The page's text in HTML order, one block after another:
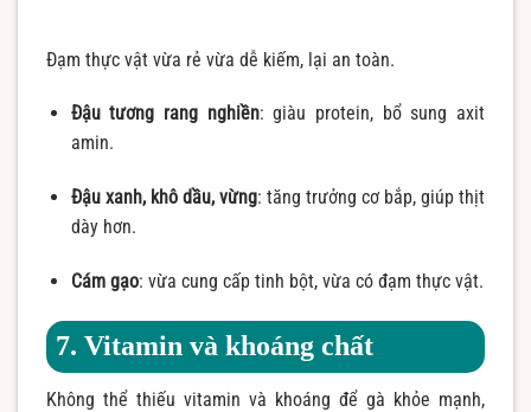
Đạm thực vật vừa rẻ vừa dễ kiếm, lại an toàn.
Đậu tương rang nghiền: giàu protein, bổ sung axit
amin.
Đậu xanh, khô dầu, vừng: tăng trưởng cơ bắp, giúp thịt
dày hơn.
Cám gạo: vừa cung cấp tinh bột, vừa có đạm thực vật.
7. Vitamin và khoáng chất
Không thể thiếu vitamin và khoáng để gà khỏe mạnh,